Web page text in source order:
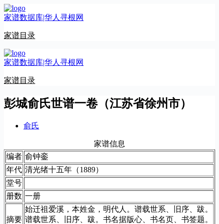
跳
至
容
家谱数据库|华人寻根网
家谱目录
家谱数据库|华人寻根网
家谱目录
彭城俞氏世谱一卷（江苏省徐州市）
俞氏
家谱信息
编者 俞钟銮
年代 清光绪十五年（1889）
堂号
册数 一册
摘要
始迁祖爱溪，本姓金，明代人。谱载世系、旧序、跋。
谱载世系、旧序、跋。书名据版心、书名页、书签题。